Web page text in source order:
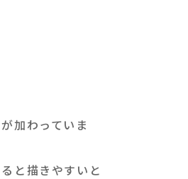
加わっていま
と描きやすいと